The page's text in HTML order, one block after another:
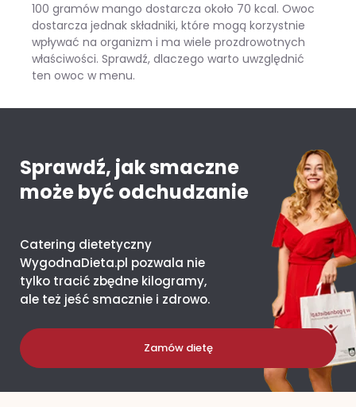
100 gramów mango dostarcza około 70 kcal. Owoc
dostarcza jednak składniki, które mogą korzystnie
wpływać na organizm i ma wiele prozdrowotnych
właściwości. Sprawdź, dlaczego warto uwzględnić
ten owoc w menu.
Sprawdź, jak smaczne
może być odchudzanie
Catering dietetyczny
WygodnaDieta.pl pozwala nie
tylko tracić zbędne kilogramy,
ale też jeść smacznie i zdrowo.
Zamów dietę